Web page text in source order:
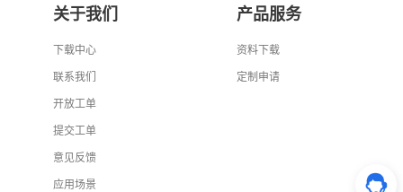
关于我们
下载中心
联系我们
开放工单
提交工单
意见反馈
应用场景
产品服务
资料下载
定制申请